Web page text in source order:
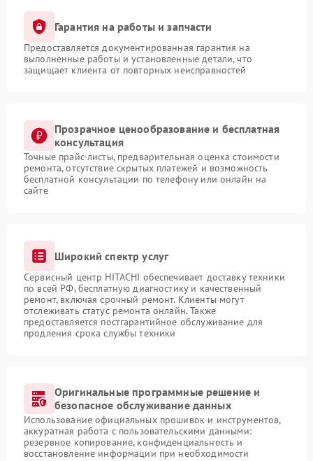
Гарантия на работы и запчасти
Предоставляется документированная гарантия на
выполненные работы и установленные детали, что
защищает клиента от повторных неисправностей
Прозрачное ценообразование и бесплатная
консультация
Точные прайс-листы, предварительная оценка стоимости
ремонта, отсутствие скрытых платежей и возможность
бесплатной консультации по телефону или онлайн на
сайте
Широкий спектр услуг
Сервисный центр HITACHI обеспечивает доставку техники
по всей РФ, бесплатную диагностику и качественный
ремонт, включая срочный ремонт. Клиенты могут
отслеживать статус ремонта онлайн. Также
предоставляется постгарантийное обслуживание для
продления срока службы техники
Оригинальные программные решение и
безопасное обслуживание данных
Использование официальных прошивок и инструментов,
аккуратная работа с пользовательскими данными:
резервное копирование, конфиденциальность и
восстановление информации при необходимости